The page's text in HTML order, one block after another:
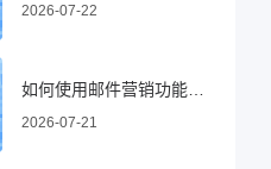
2026-07-22
2026-07-21